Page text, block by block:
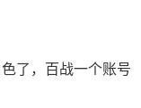
了，百战一个账号